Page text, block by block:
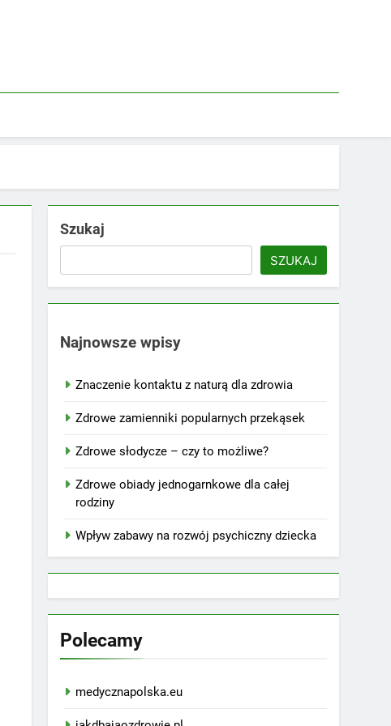
Szukaj
SZUKAJ
Najnowsze wpisy
Znaczenie kontaktu z naturą dla zdrowia
Zdrowe zamienniki popularnych przekąsek
Zdrowe słodycze – czy to możliwe?
Zdrowe obiady jednogarnkowe dla całej
rodziny
Wpływ zabawy na rozwój psychiczny dziecka
Polecamy
medycznapolska.eu